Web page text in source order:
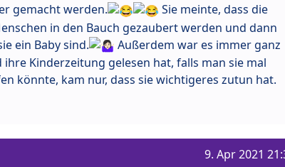
gemacht werden.
Sie meinte, dass die
in den Bauch gezaubert werden und dann
ein Baby sind.
Außerdem war es immer ganz
Kinderzeitung gelesen hat, falls man sie mal
könnte, kam nur, dass sie wichtigeres zutun hat.
9. Apr 2021